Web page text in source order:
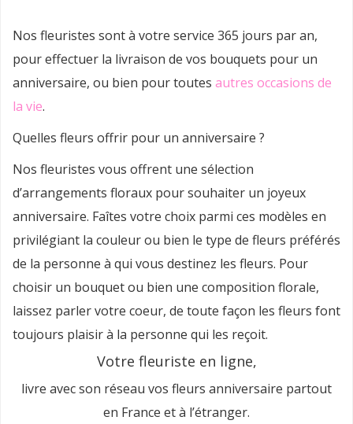
Nos fleuristes sont à votre service 365 jours par an,
pour effectuer la livraison de vos bouquets pour un
anniversaire, ou bien pour toutes autres occasions de
la vie.
Quelles fleurs offrir pour un anniversaire ?
Nos fleuristes vous offrent une sélection
d’arrangements floraux pour souhaiter un joyeux
anniversaire. Faîtes votre choix parmi ces modèles en
privilégiant la couleur ou bien le type de fleurs préférés
de la personne à qui vous destinez les fleurs. Pour
choisir un bouquet ou bien une composition florale,
laissez parler votre coeur, de toute façon les fleurs font
toujours plaisir à la personne qui les reçoit.
Votre fleuriste en ligne,
livre avec son réseau vos fleurs anniversaire partout
en France et à l’étranger.